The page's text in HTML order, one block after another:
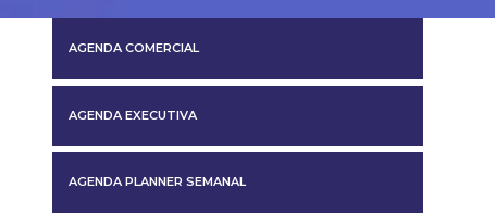
AGENDA COMERCIAL
AGENDA EXECUTIVA
AGENDA PLANNER SEMANAL